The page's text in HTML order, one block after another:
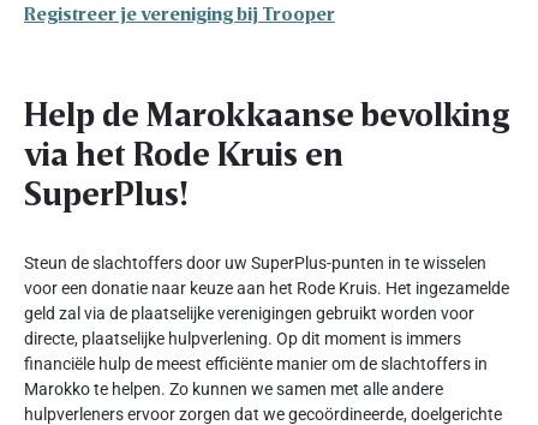
Registreer je vereniging bij Trooper
Help de Marokkaanse bevolking
via het Rode Kruis en
SuperPlus!
Steun de slachtoffers door uw SuperPlus-punten in te wisselen
voor een donatie naar keuze aan het Rode Kruis. Het ingezamelde
geld zal via de plaatselijke verenigingen gebruikt worden voor
directe, plaatselijke hulpverlening. Op dit moment is immers
financiële hulp de meest efficiënte manier om de slachtoffers in
Marokko te helpen. Zo kunnen we samen met alle andere
hulpverleners ervoor zorgen dat we gecoördineerde, doelgerichte